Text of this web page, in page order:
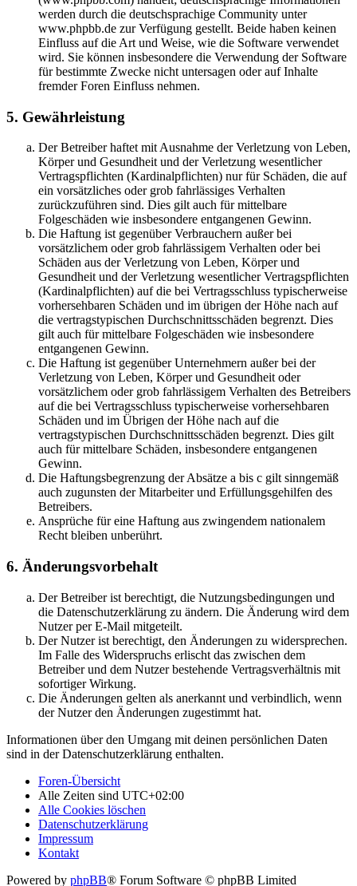
werden durch die deutschsprachige Community unter
www.phpbb.de zur Verfügung gestellt. Beide haben keinen
Einfluss auf die Art und Weise, wie die Software verwendet
wird. Sie können insbesondere die Verwendung der Software
für bestimmte Zwecke nicht untersagen oder auf Inhalte
fremder Foren Einfluss nehmen.
5. Gewährleistung
Der Betreiber haftet mit Ausnahme der Verletzung von Leben,
Körper und Gesundheit und der Verletzung wesentlicher
Vertragspflichten (Kardinalpflichten) nur für Schäden, die auf
ein vorsätzliches oder grob fahrlässiges Verhalten
zurückzuführen sind. Dies gilt auch für mittelbare
Folgeschäden wie insbesondere entgangenen Gewinn.
Die Haftung ist gegenüber Verbrauchern außer bei
vorsätzlichem oder grob fahrlässigem Verhalten oder bei
Schäden aus der Verletzung von Leben, Körper und
Gesundheit und der Verletzung wesentlicher Vertragspflichten
(Kardinalpflichten) auf die bei Vertragsschluss typischerweise
vorhersehbaren Schäden und im übrigen der Höhe nach auf
die vertragstypischen Durchschnittsschäden begrenzt. Dies
gilt auch für mittelbare Folgeschäden wie insbesondere
entgangenen Gewinn.
Die Haftung ist gegenüber Unternehmern außer bei der
Verletzung von Leben, Körper und Gesundheit oder
vorsätzlichem oder grob fahrlässigem Verhalten des Betreibers
auf die bei Vertragsschluss typischerweise vorhersehbaren
Schäden und im Übrigen der Höhe nach auf die
vertragstypischen Durchschnittsschäden begrenzt. Dies gilt
auch für mittelbare Schäden, insbesondere entgangenen
Gewinn.
Die Haftungsbegrenzung der Absätze a bis c gilt sinngemäß
auch zugunsten der Mitarbeiter und Erfüllungsgehilfen des
Betreibers.
Ansprüche für eine Haftung aus zwingendem nationalem
Recht bleiben unberührt.
6. Änderungsvorbehalt
Der Betreiber ist berechtigt, die Nutzungsbedingungen und
die Datenschutzerklärung zu ändern. Die Änderung wird dem
Nutzer per E-Mail mitgeteilt.
Der Nutzer ist berechtigt, den Änderungen zu widersprechen.
Im Falle des Widerspruchs erlischt das zwischen dem
Betreiber und dem Nutzer bestehende Vertragsverhältnis mit
sofortiger Wirkung.
Die Änderungen gelten als anerkannt und verbindlich, wenn
der Nutzer den Änderungen zugestimmt hat.
Informationen über den Umgang mit deinen persönlichen Daten
sind in der Datenschutzerklärung enthalten.
Foren-Übersicht
Alle Zeiten sind UTC+02:00
Alle Cookies löschen
Datenschutzerklärung
Impressum
Kontakt
Powered by phpBB® Forum Software © phpBB Limited